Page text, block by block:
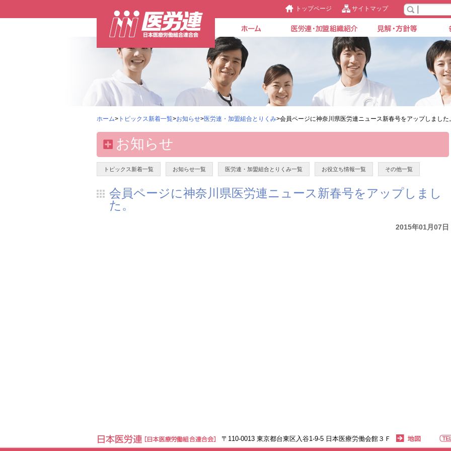
トップページ サイトマップ
ホーム> トピックス新着一覧>お知らせ>医労連・加盟組合とりくみ>会員ページに神奈川県医労連ニュース新春号をアップしました
お知らせ
トピックス新着一覧 お知らせ一覧 医労連・加盟組合とりくみ一覧 お役立ち情報一覧 その他一覧
会員ページに神奈川県医労連ニュース新春号をアップしまし
た。
2015年01月07日
〒110-0013 東京都台東区入谷1-9-5 日本医療労働会館３Ｆ